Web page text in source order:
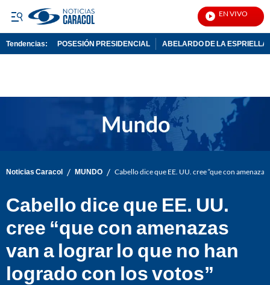
EN VIVO
Tendencias: POSESIÓN PRESIDENCIAL ABELARDO DE LA ESPRIELLA
Noticias Caracol / MUNDO / Cabello dice que EE. UU. cree “que con
Cabello dice que EE. UU.
cree “que con amenazas
van a lograr lo que no han
logrado con los votos”